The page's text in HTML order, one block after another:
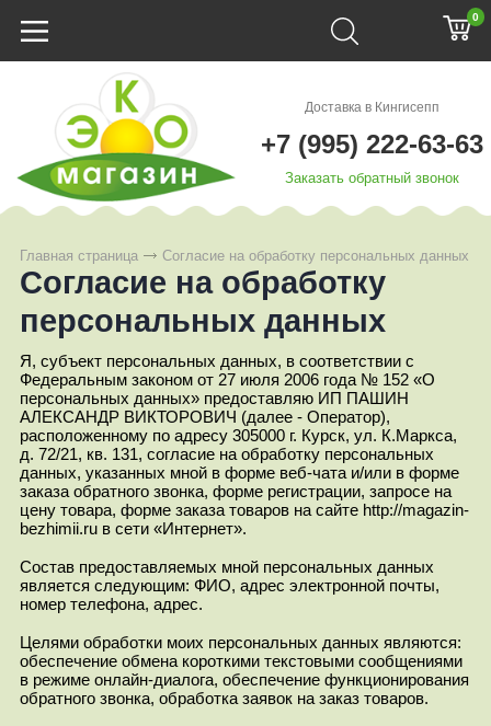
0
Доставка в Кингисепп
+7 (995) 222-63-63
Заказать обратный звонок
Главная страница Согласие на обработку персональных данных
Согласие на обработку
персональных данных
Я, субъект персональных данных, в соответствии с
Федеральным законом от 27 июля 2006 года № 152 «О
персональных данных» предоставляю ИП ПАШИН
АЛЕКСАНДР ВИКТОРОВИЧ (далее - Оператор),
расположенному по адресу 305000 г. Курск, ул. К.Маркса,
д. 72/21, кв. 131, согласие на обработку персональных
данных, указанных мной в форме веб-чата и/или в форме
заказа обратного звонка, форме регистрации, запросе на
цену товара, форме заказа товаров на сайте http://magazin-
bezhimii.ru в сети «Интернет».
Состав предоставляемых мной персональных данных
является следующим: ФИО, адрес электронной почты,
номер телефона, адрес.
Целями обработки моих персональных данных являются:
обеспечение обмена короткими текстовыми сообщениями
в режиме онлайн-диалога, обеспечение функционирования
обратного звонка, обработка заявок на заказ товаров.